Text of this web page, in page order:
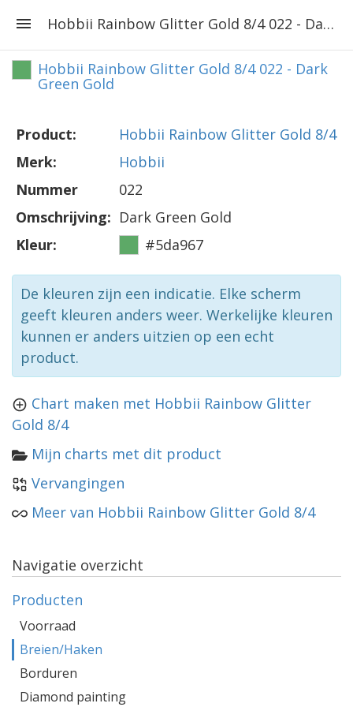
Hobbii Rainbow Glitter Gold 8/4 022 - Dark Green Gold
Hobbii Rainbow Glitter Gold 8/4 022 - Dark
Green Gold
Product:
Hobbii Rainbow Glitter Gold 8/4
Merk:
Hobbii
Nummer
022
Omschrijving: Dark Green Gold
Kleur:
#5da967
De kleuren zijn een indicatie. Elke scherm
geeft kleuren anders weer. Werkelijke kleuren
kunnen er anders uitzien op een echt
product.
Chart maken met Hobbii Rainbow Glitter
Gold 8/4
Mijn charts met dit product
Vervangingen
Meer van Hobbii Rainbow Glitter Gold 8/4
Navigatie overzicht
Producten
Voorraad
Breien/Haken
Borduren
Diamond painting